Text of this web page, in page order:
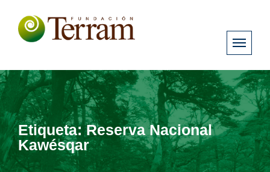
Etiqueta:Reserva Nacional
Kawésqar